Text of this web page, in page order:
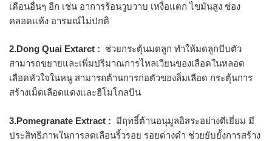
เดือนอื่นๆ อีก เช่น อาการร้อนวูบวาบ เหงื่อแตก ไขมันสูง ช่อง
คลอดแห้ง อารมณ์ไม่ปกติ
2.Dong Quai Extarct : ช่วยกระตุ้นมดลูก ทำให้มดลูกบีบตัว
สามารถขยายและเพิ่มปริมาณการไหลเวียนของเลือดในหลอด
เลือดหัวใจในหนู สามารถต้านการก่อตัวของลิ่มเลือด กระตุ้นการ
สร้างเม็ดเลือดแดงและฮีโมโกลบิน
3.Pomegranate Extract : มีฤทธิ์ต้านอนุมูลอิสระอย่างดีเยี่ยม มี
ประสิทธิภาพในการลดเลือนริ้วรอย รอยด่างดำ ช่วยยับยั้งการสร้าง